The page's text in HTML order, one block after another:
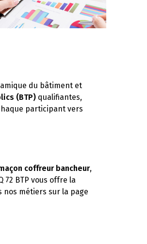
du bâtiment et
(BTP) qualifiantes,
participant vers
coffreur bancheur,
72 BTP vous offre la
métiers sur la page